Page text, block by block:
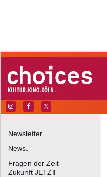
Newsletter.
News.
Fragen der Zeit
Zukunft JETZT